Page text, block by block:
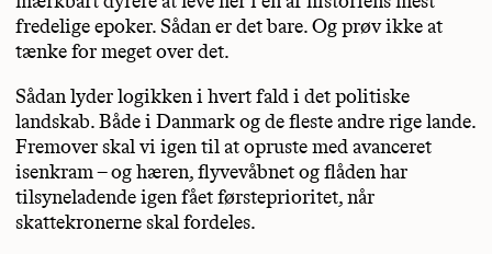
fredelige epoker. Sådan er det bare. Og prøv ikke at
tænke for meget over det.
Sådan lyder logikken i hvert fald i det politiske
landskab. Både i Danmark og de fleste andre rige lande.
Fremover skal vi igen til at opruste med avanceret
isenkram – og hæren, flyvevåbnet og flåden har
tilsyneladende igen fået førsteprioritet, når
skattekronerne skal fordeles.